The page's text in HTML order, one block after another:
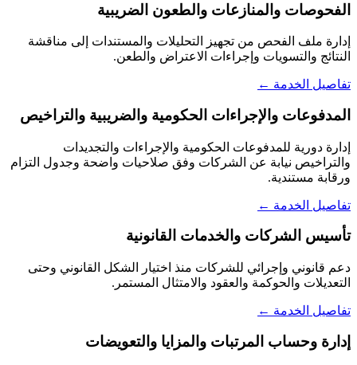
الفحوصات والمنازعات والطعون الضريبية
إدارة ملف الفحص من تجهيز التحليلات والمستندات إلى مناقشة
النتائج والتسويات وإجراءات الاعتراض والطعن.
تفاصيل الخدمة ←
المدفوعات والإجراءات الحكومية والضريبية والتراخيص
إدارة دورية للمدفوعات الحكومية والإجراءات والتجديدات
والتراخيص نيابة عن الشركات وفق صلاحيات واضحة وجدول التزام
ورقابة مستندية.
تفاصيل الخدمة ←
تأسيس الشركات والخدمات القانونية
دعم قانوني وإجرائي للشركات منذ اختيار الشكل القانوني وحتى
التعديلات والحوكمة والعقود والامتثال المستمر.
تفاصيل الخدمة ←
إدارة وحساب المرتبات والمزايا والتعويضات